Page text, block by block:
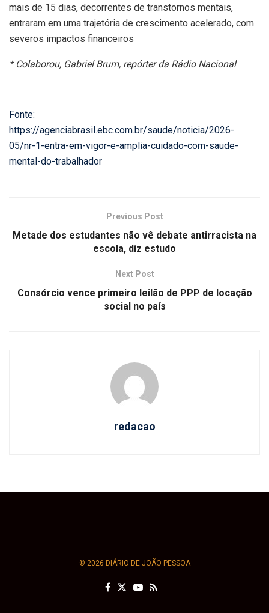
mais de 15 dias, decorrentes de transtornos mentais,
entraram em uma trajetória de crescimento acelerado, com
severos impactos financeiros
* Colaborou, Gabriel Brum, repórter da Rádio Nacional
Fonte:
https://agenciabrasil.ebc.com.br/saude/noticia/2026-
05/nr-1-entra-em-vigor-e-amplia-cuidado-com-saude-
mental-do-trabalhador
Previous Post
Metade dos estudantes não vê debate antirracista na
escola, diz estudo
Next Post
Consórcio vence primeiro leilão de PPP de locação
social no país
redacao
© 2026 DIÁRIO DE JOÃO PESSOA